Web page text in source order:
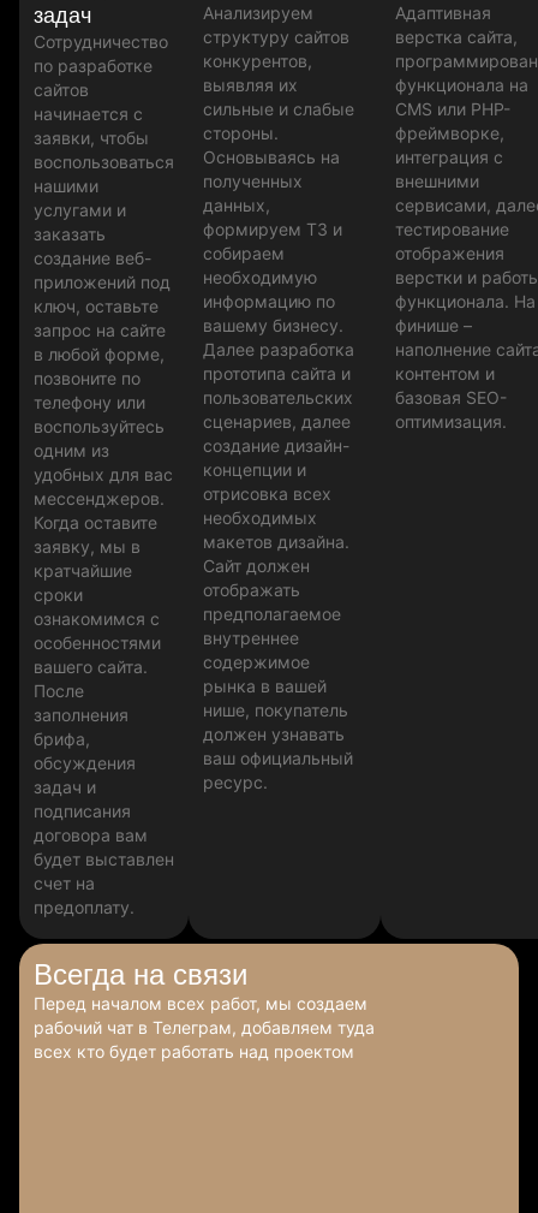
задач
Сотрудничество
по разработке
сайтов
начинается с
заявки, чтобы
воспользоваться
нашими
услугами и
заказать
создание веб-
приложений под
ключ, оставьте
запрос на сайте
в любой форме,
позвоните по
телефону или
воспользуйтесь
одним из
удобных для вас
мессенджеров.
Когда оставите
заявку, мы в
кратчайшие
сроки
ознакомимся с
особенностями
вашего сайта.
После
заполнения
брифа,
обсуждения
задач и
подписания
договора вам
будет выставлен
счет на
предоплату.
Анализируем
структуру сайтов
конкурентов,
выявляя их
сильные и слабые
стороны.
Основываясь на
полученных
данных,
формируем ТЗ и
собираем
необходимую
информацию по
вашему бизнесу.
Далее разработка
прототипа сайта и
пользовательских
сценариев, далее
создание дизайн-
концепции и
отрисовка всех
необходимых
макетов дизайна.
Сайт должен
отображать
предполагаемое
внутреннее
содержимое
рынка в вашей
нише, покупатель
должен узнавать
ваш официальный
ресурс.
Адаптивная
верстка сайта,
функционала на
CMS или PHP-
фреймворке,
интеграция с
внешними
сервисами,
тестирование
отображения
верстки и
функционала. На
финише –
наполнение
контентом и
базовая SEO-
оптимизация.
Всегда на связи
Перед началом всех работ, мы создаем
рабочий чат в Телеграм, добавляем туда
всех кто будет работать над проектом